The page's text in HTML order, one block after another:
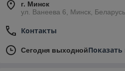
г. Минск
ул. Ванеева 6, Минск, Беларусь
Контакты
Сегодня выходной